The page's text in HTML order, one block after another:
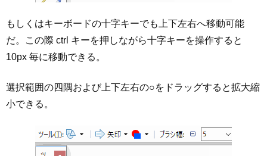
もしくはキーボードの十字キーでも上下左右へ移動可能
だ。この際 ctrl キーを押しながら十字キーを操作すると
10px 毎に移動できる。
選択範囲の四隅および上下左右の○をドラッグすると拡大縮
小できる。